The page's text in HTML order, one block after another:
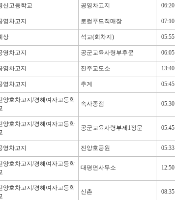
신고등학교 공영차고지 06:20
영차고지 로컬푸드직매장 07:10
상 석교(회차지) 05:55
영차고지 공군교육사령부후문 06:05
영차고지 진주교도소 13:40
영차고지 추계 05:45
양호차고지/경해여자고등학
속사종점 05:30
양호차고지/경해여자고등학
공군교육사령부제1정문 05:45
영차고지 진양호공원 05:33
양호차고지/경해여자고등학
대평면사무소 12:50
양호차고지/경해여자고등학
신촌 08:35